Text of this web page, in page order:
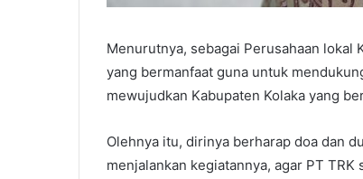
Menurutnya, sebagai Perusahaan lokal
yang bermanfaat guna untuk
mewujudkan Kabupaten Kolaka yang
Olehnya itu, dirinya berharap doa dan
menjalankan kegiatannya, agar PT